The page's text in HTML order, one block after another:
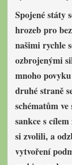
Spojené státy
hrozeb pro
našimi rychle
ozbrojenými
mnoho
druhé straně
schématům
sankce s
si zvolili, a
vytvoření